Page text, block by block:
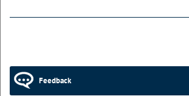
Feedback